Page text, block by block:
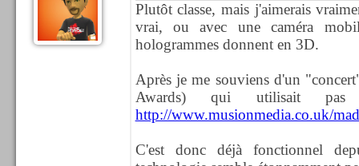
Plutôt classe, mais j'aimerais
vrai, ou avec une caméra
hologrammes donnent en 3D.
Après je me souviens d'un
Awards) qui utilisait
http://www.musionmedia.co.uk/
C'est donc déjà fonctionnel